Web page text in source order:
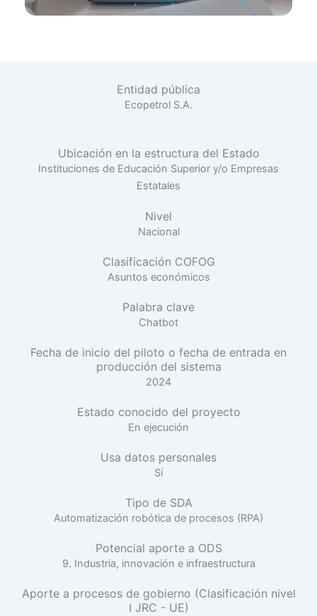
Entidad pública
Ecopetrol S.A.
Ubicación en la estructura del Estado
Instituciones de Educación Superior y/o Empresas
Estatales
Nivel
Nacional
Clasificación COFOG
Asuntos económicos
Palabra clave
Chatbot
Fecha de inicio del piloto o fecha de entrada en
producción del sistema
2024
Estado conocido del proyecto
En ejecución
Usa datos personales
Sí
Tipo de SDA
Automatización robótica de procesos (RPA)
Potencial aporte a ODS
9. Industria, innovación e infraestructura
Aporte a procesos de gobierno (Clasificación nivel
I JRC - UE)